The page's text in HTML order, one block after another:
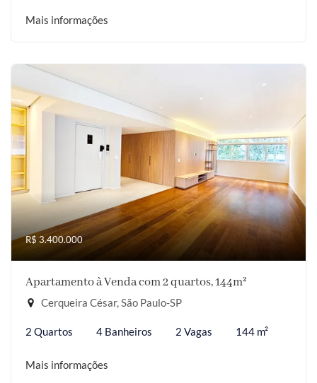
Mais informações
R$ 3.400.000
Apartamento à Venda com 2 quartos, 144m²
Cerqueira César, São Paulo-SP
2 Quartos 4 Banheiros 2 Vagas 144 m²
Mais informações